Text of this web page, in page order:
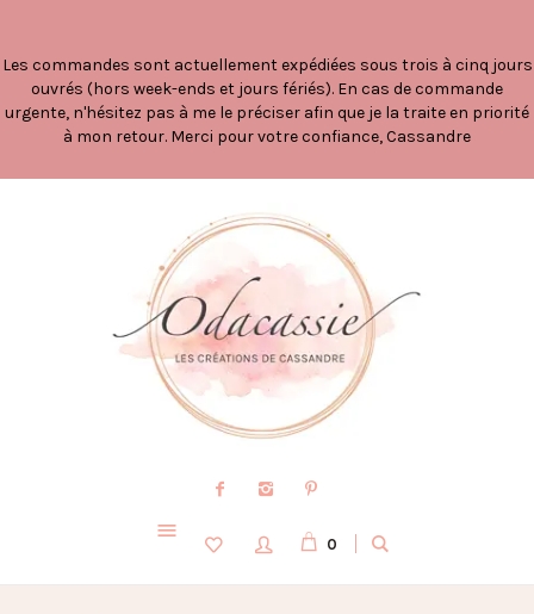
Les commandes sont actuellement expédiées sous trois à cinq jours
ouvrés (hors week-ends et jours fériés). En cas de commande
urgente, n'hésitez pas à me le préciser afin que je la traite en priorité
à mon retour. Merci pour votre confiance, Cassandre
0